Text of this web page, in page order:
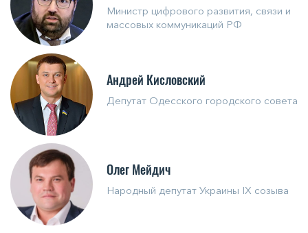
Министр цифрового развития, связи и
массовых коммуникаций РФ
Андрей Кисловский
Депутат Одесского городского совета
Олег Мейдич
Народный депутат Украины IX созыва